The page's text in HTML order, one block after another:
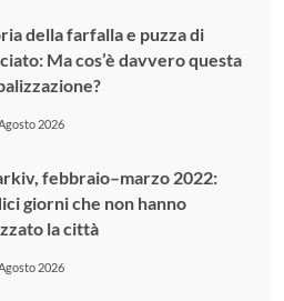
della farfalla e puzza di
Ma cos’è davvero questa
2026
febbraio–marzo 2022:
giorni che non hanno
la città
2026